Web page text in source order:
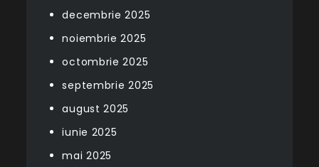
decembrie 2025
noiembrie 2025
octombrie 2025
septembrie 2025
august 2025
iunie 2025
mai 2025